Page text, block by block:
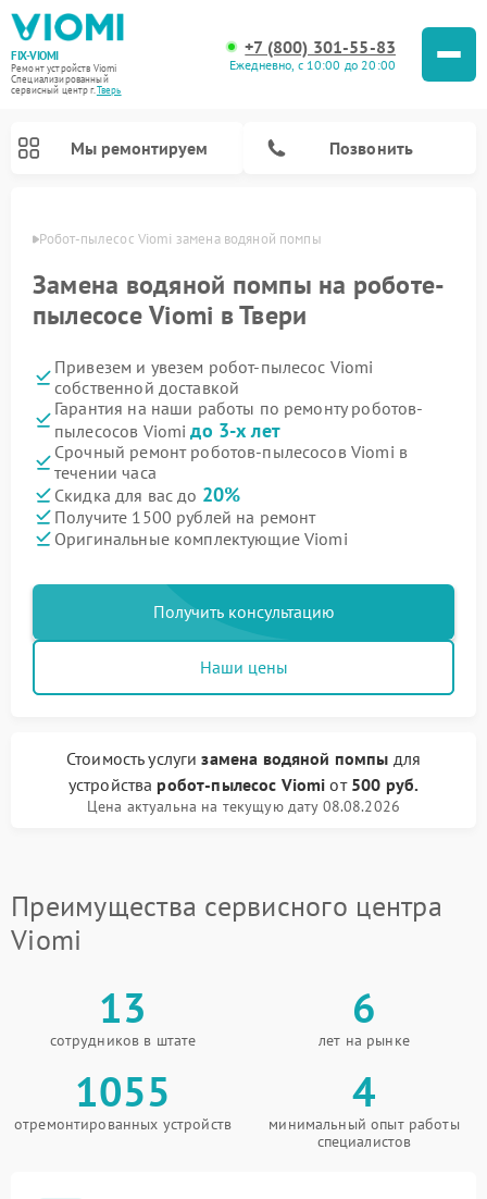
FIX-VIOMI
Ремонт устройств Viomi
Специализированный
cервисный центр г.Тверь
+7 (800) 301-55-83
Ежедневно, с 10:00 до 20:00
Мы ремонтируем Позвонить
Робот-пылесос Viomi замена водяной помпы
Замена водяной помпы на роботе-
пылесосе Viomi в Твери
Привезем и увезем робот-пылесос Viomi
собственной доставкой
Гарантия на наши работы по ремонту роботов-
пылесосов Viomiдо 3-х лет
Срочный ремонт роботов-пылесосов Viomi в
течении часа
Скидка для вас до 20%
Получите 1500 рублей на ремонт
Оригинальные комплектующие Viomi
Получить консультацию
Наши цены
Стоимость услугизамена водяной помпы для
устройства робот-пылесос Viomi от 500 руб.
Цена актуальна на текущую дату 08.08.2026
Преимущества сервисного центра
Viomi
13
сотрудников в штате
6
лет на рынке
1055
отремонтированных устройств
4
минимальный опыт работы
специалистов